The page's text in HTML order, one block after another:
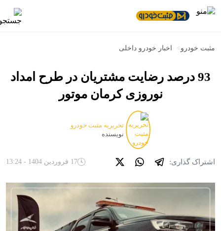
مثبت خودرو> اخبار خودرو داخلی
93 درصد رضایت مشتریان در طرح امداد
نوروزی کرمان موتور
تحریریه مثبت خودرو
نویسنده
اشتراک گذاری: 17 فروردین 1404 - 13:24